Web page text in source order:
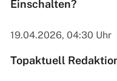
Einschalten?
19.04.2026, 04:30 Uhr
Topaktuell